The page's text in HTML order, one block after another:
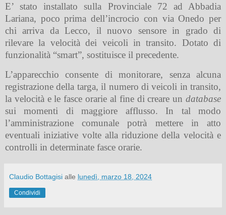
E’ stato installato sulla Provinciale 72 ad Abbadia
Lariana, poco prima dell’incrocio con via Onedo per
chi arriva da Lecco, il nuovo sensore in grado di
rilevare la velocità dei veicoli in transito. Dotato di
funzionalità “smart”, sostituisce il precedente.
L’apparecchio consente di monitorare, senza alcuna
registrazione della targa, il numero di veicoli in transito,
la velocità e le fasce orarie al fine di creare un database
sui momenti di maggiore afflusso. In tal modo
l’amministrazione comunale potrà mettere in atto
eventuali iniziative volte alla riduzione della velocità e
controlli in determinate fasce orarie.
Claudio Bottagisi alle lunedì, marzo 18, 2024
Condividi